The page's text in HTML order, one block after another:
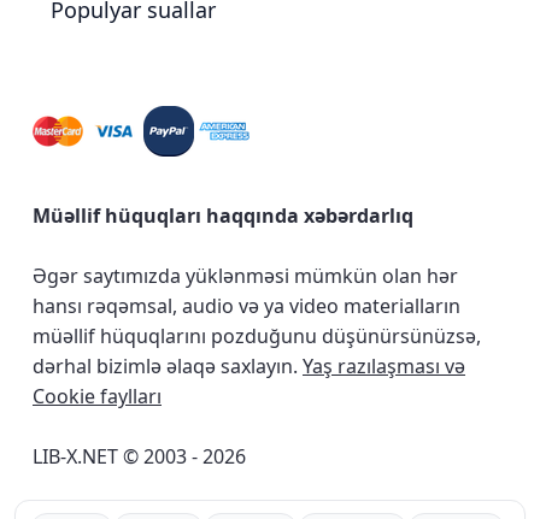
Populyar suallar
Müəllif hüquqları haqqında xəbərdarlıq
Əgər saytımızda yüklənməsi mümkün olan hər
hansı rəqəmsal, audio və ya video materialların
müəllif hüquqlarını pozduğunu düşünürsünüzsə,
dərhal bizimlə əlaqə saxlayın. Yaş razılaşması və
Cookie faylları
LIB-X.NET © 2003 - 2026